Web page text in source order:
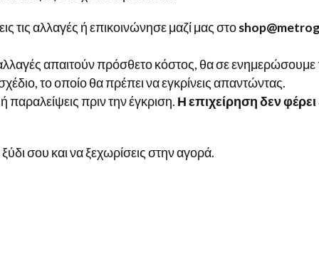
τις αλλαγές ή επικοινώνησε μαζί μας στο
απαιτούν πρόσθετο κόστος, θα σε ενημερώσουμε
το οποίο θα πρέπει να εγκρίνεις απαντώντας.
παραλείψεις πριν την έγκριση. Η επιχείρηση δεν
ξύδι σου και να ξεχωρίσεις στην αγορά.